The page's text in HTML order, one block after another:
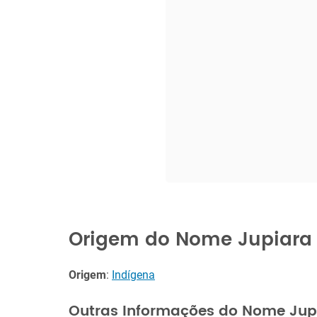
Origem do Nome Jupiara
Origem: Indígena
Outras Informações do Nome